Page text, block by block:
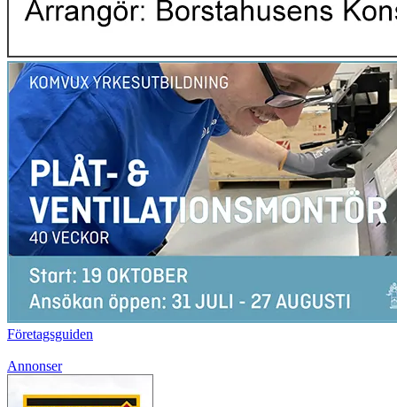
Företagsguiden
Annonser